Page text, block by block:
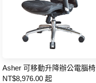
Asher 可移動升降辦公電腦椅
NT$8,976.00 起